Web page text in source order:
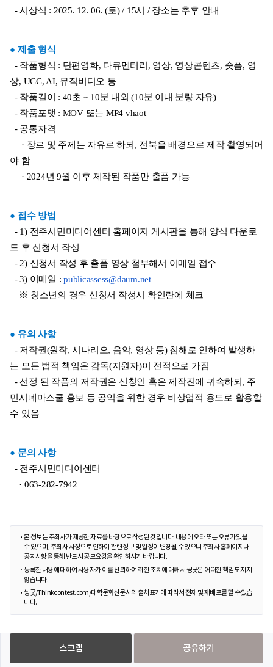
- 시상식 : 2025. 12. 06. (토) / 15시 / 장소는 추후 안내
● 제출 형식
- 작품형식 : 단편영화, 다큐멘터리, 영상, 영상콘텐츠, 숏폼, 영
상, UCC, AI, 뮤직비디오 등
- 작품길이 : 40초 ~ 10분 내외 (10분 이내 분량 자유)
- 작품포맷 : MOV 또는 MP4 vhaot
- 공통자격
· 장르 및 주제는 자유로 하되, 전북을 배경으로 제작 촬영되어
야 함
· 2024년 9월 이후 제작된 작품만 출품 가능
● 접수 방법
- 1) 전주시민미디어센터 홈페이지 게시판을 통해 양식 다운로
드 후 신청서 작성
- 2) 신청서 작성 후 출품 영상 첨부해서 이메일 접수
- 3) 이메일 : publicassess@daum.net
※ 청소년의 경우 신청서 작성시 확인란에 체크
● 유의 사항
- 저작권(원작, 시나리오, 음악, 영상 등) 침해로 인하여 발생하
는 모든 법적 책임은 감독(지원자)이 전적으로 가짐
- 선정 된 작품의 저작권은 신청인 혹은 제작진에 귀속하되, 주
민시네마스쿨 홍보 등 공익을 위한 경우 비상업적 용도로 활용할
수 있음
● 문의 사항
- 전주시민미디어센터
· 063-282-7942
본 정보는 주최사가 제공한 자료를 바탕으로 작성된 것입니다. 내용에 오타 또는 오류가 있을
수 있으며, 주최사 사정으로 인하여 관련 정보 및 일정이 변경될 수 있으니 주최사 홈페이지나
공지사항을 통해 반드시 공모요강을 확인하시기 바랍니다.
등록한 내용에 대하여 사용자가 이를 신뢰하여 취한 조치에 대해서 씽굿은 어떠한 책임도 지지
않습니다.
씽굿/Thinkcontest.com/대학문화신문사의 출처표기에 따라서 전재 및 재배포를 할 수 있습
니다.
스크랩 공유하기